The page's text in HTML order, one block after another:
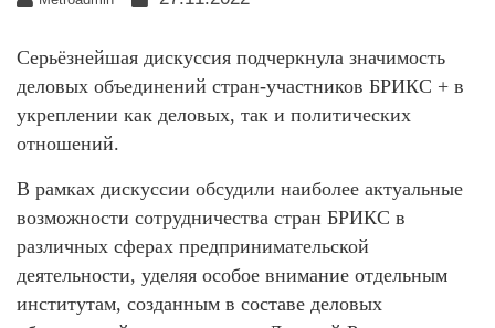
Серьёзнейшая дискуссия подчеркнула значимость
деловых объединений стран-участников БРИКС + в
укреплении как деловых, так и политических
отношений.
В рамках дискуссии обсудили наиболее актуальные
возможности сотрудничества стран БРИКС в
различных сферах предпринимательской
деятельности, уделяя особое внимание отдельным
институтам, созданным в составе деловых